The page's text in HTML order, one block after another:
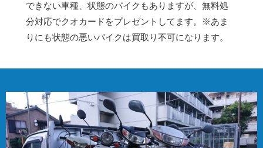
できない車種、状態のバイクもありますが、無料処
分対応でクオカードをプレゼントしてます。※あま
りにも状態の悪いバイクは買取り不可になります。